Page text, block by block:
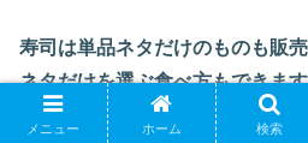
寿司は単品ネタだけのものも販
ネタだけを選ぶ食べ方もできま
メニュー ホーム 検索